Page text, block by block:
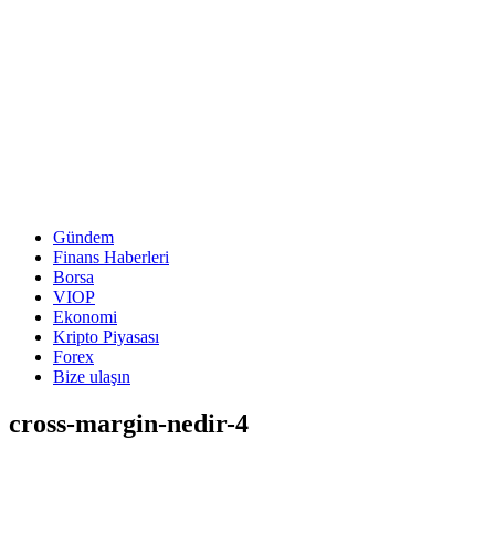
Gündem
Finans Haberleri
Borsa
VIOP
Ekonomi
Kripto Piyasası
Forex
Bize ulaşın
cross-margin-nedir-4